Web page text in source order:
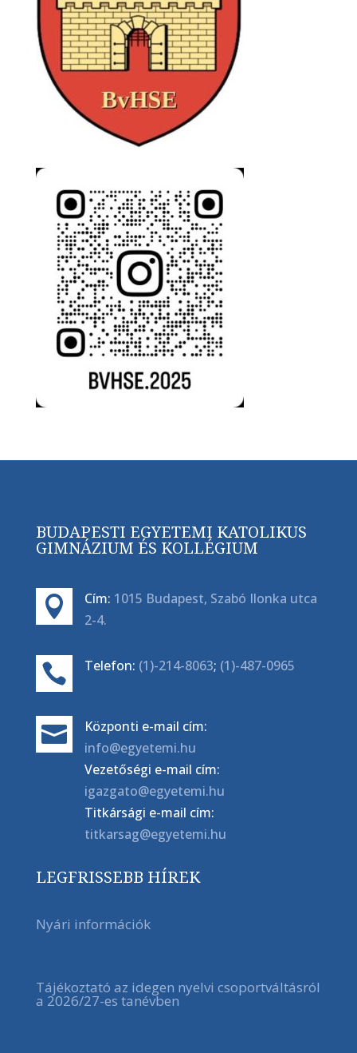
BUDAPESTI EGYETEMI KATOLIKUS
GIMNÁZIUM ÉS KOLLÉGIUM
 Cím: 1015 Budapest, Szabó Ilonka utca
2-4.
 Telefon: (1)-214-8063; (1)-487-0965

Központi e-mail cím:
info@egyetemi.hu
Vezetőségi e-mail cím:
igazgato@egyetemi.hu
Titkársági e-mail cím:
titkarsag@egyetemi.hu
LEGFRISSEBB HÍREK
Nyári információk
Tájékoztató az idegen nyelvi csoportváltásról
a 2026/27-es tanévben